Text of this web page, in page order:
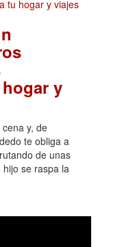
y
y, de
te obliga a
de unas
se raspa la